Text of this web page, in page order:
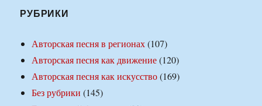
РУБРИКИ
Авторская песня в регионах(107)
Авторская песня как движение(120)
Авторская песня как искусство(169)
Без рубрики (145)